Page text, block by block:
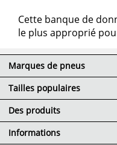
Cette banque de
le plus approprié
Marques de pneus
Tailles populaires
Des produits
Informations